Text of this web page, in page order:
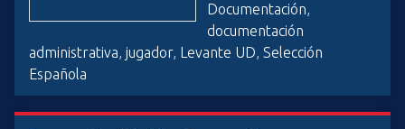
Documentación,
documentación
administrativa, jugador, Levante UD, Selección
Española